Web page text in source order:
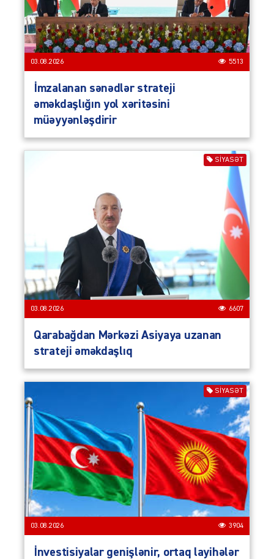
03.08.2026 5513
İmzalanan sənədlər strateji
əməkdaşlığın yol xəritəsini
müəyyənləşdirir
SIYASƏT
03.08.2026 6607
Qarabağdan Mərkəzi Asiyaya uzanan
strateji əməkdaşlıq
SIYASƏT
03.08.2026 3904
İnvestisiyalar genişlənir, ortaq layihələr